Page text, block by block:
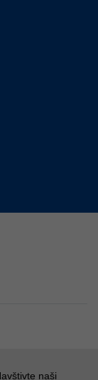
naši